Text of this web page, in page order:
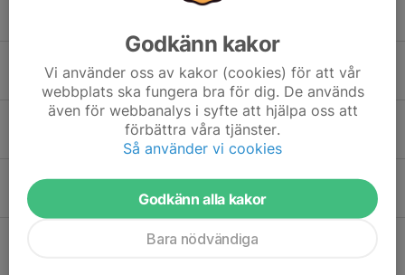
5 jul, 10:22 0
Funktionärer Sommarsprinten onsdag 1 juli
28 jun, 19:12
ÅSK:s sommartider på Österåkers Friidrottsarena
18 jun, 23:06 0
Sommarsprinten - Kvällens snabbaste stund!
Godkänn kakor
Vi använder oss av kakor (cookies) för att vår
webbplats ska fungera bra för dig. De används
även för webbanalys i syfte att hjälpa oss att
förbättra våra tjänster.
Så använder vi cookies
Godkänn alla kakor
Bara nödvändiga